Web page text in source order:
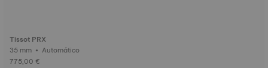
Tissot PRX
35 mm • Automático
775,00 €